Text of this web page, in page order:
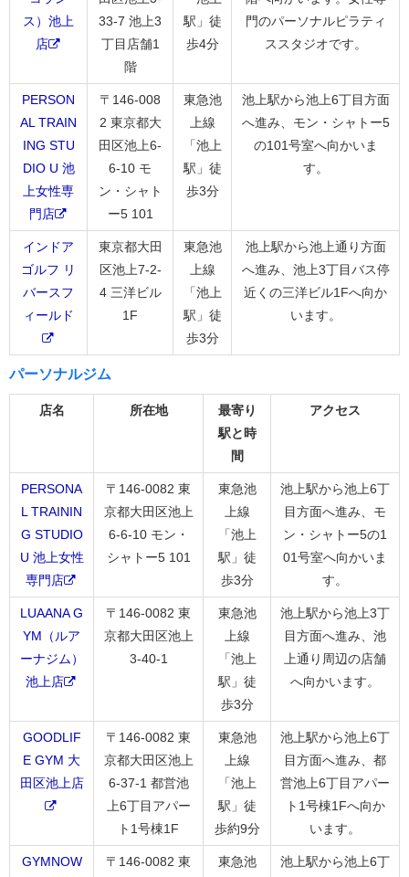
ス）池上
店
33-7 池上3
丁目店舗1
階
駅」徒
歩4分
門のパーソナルピラティ
ススタジオです。
PERSON
AL TRAIN
ING STU
DIO U 池
上女性専
門店
〒146-008
2 東京都大
田区池上6-
6-10 モ
ン・シャト
ー5 101
東急池
上線
「池上
駅」徒
歩3分
池上駅から池上6丁目方面
へ進み、モン・シャトー5
の101号室へ向かいま
す。
インドア
ゴルフ リ
バースフ
ィールド
東京都大田
区池上7-2-
4 三洋ビル
1F
東急池
上線
「池上
駅」徒
歩3分
池上駅から池上通り方面
へ進み、池上3丁目バス停
近くの三洋ビル1Fへ向か
います。
パーソナルジム
店名 所在地
最寄り
駅と時
間
アクセス
PERSONA
L TRAININ
G STUDIO
U 池上女性
専門店
〒146-0082 東
京都大田区池上
6-6-10 モン・
シャトー5 101
東急池
上線
「池上
駅」徒
歩3分
池上駅から池上6丁
目方面へ進み、モ
ン・シャトー5の1
01号室へ向かいま
す。
LUAANA G
YM（ルア
ーナジム）
池上店
〒146-0082 東
京都大田区池上
3-40-1
東急池
上線
「池上
駅」徒
歩3分
池上駅から池上3丁
目方面へ進み、池
上通り周辺の店舗
へ向かいます。
GOODLIF
E GYM 大
田区池上店
〒146-0082 東
京都大田区池上
6-37-1 都営池
上6丁目アパー
ト1号棟1F
東急池
上線
「池上
駅」徒
歩約9分
池上駅から池上6丁
目方面へ進み、都
営池上6丁目アパー
ト1号棟1Fへ向か
います。
GYMNOW
〒146-0082 東
東急池
池上駅から池上6丁